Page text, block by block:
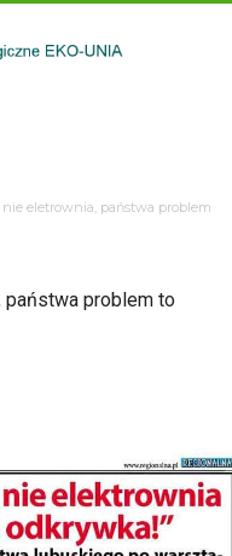
eletrownia, państwa problem
państwa problem to